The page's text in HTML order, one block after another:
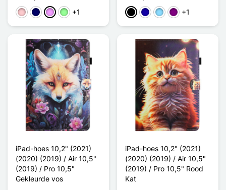
RozeMarine Blauw
Licht Violet
Vert Menthe
+1 ZwartDonkerblauw
Licht Blauw
Purper
+1
iPad-hoes 10,2" (2021)
(2020) (2019) / Air 10,5"
(2019) / Pro 10,5"
Gekleurde vos
iPad-hoes 10,2" (2021)
(2020) (2019) / Air 10,5"
(2019) / Pro 10,5" Rood
Kat